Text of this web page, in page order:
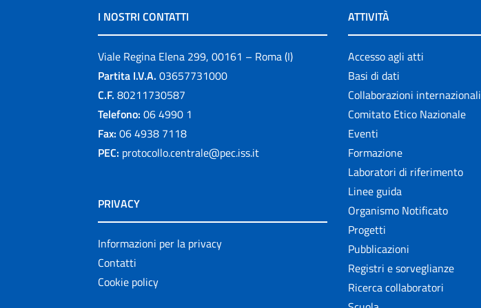
I NOSTRI CONTATTI
Viale Regina Elena 299, 00161 – Roma (I)
Partita I.V.A. 03657731000
C.F. 80211730587
Telefono: 06 4990 1
Fax: 06 4938 7118
PEC: protocollo.centrale@pec.iss.it
PRIVACY
Informazioni per la privacy
Contatti
Cookie policy
ATTIVITÀ
Accesso agli atti
Basi di dati
Collaborazioni internazionali
Comitato Etico Nazionale
Eventi
Formazione
Laboratori di riferimento
Linee guida
Organismo Notificato
Progetti
Pubblicazioni
Registri e sorveglianze
Ricerca collaboratori